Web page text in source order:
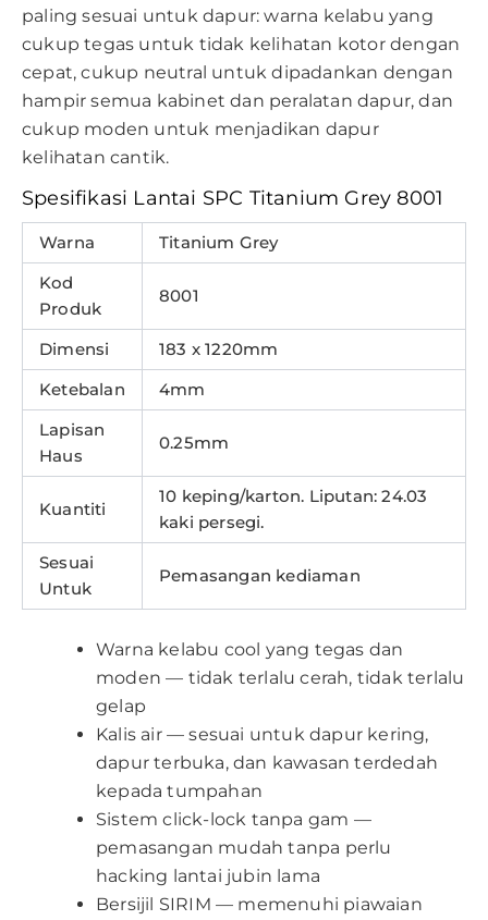
paling sesuai untuk dapur: warna kelabu yang
cukup tegas untuk tidak kelihatan kotor dengan
cepat, cukup neutral untuk dipadankan dengan
hampir semua kabinet dan peralatan dapur, dan
cukup moden untuk menjadikan dapur
kelihatan cantik.
Spesifikasi Lantai SPC Titanium Grey 8001
Warna
Titanium Grey
Kod
Produk
8001
Dimensi
183 x 1220mm
Ketebalan
4mm
Lapisan
Haus
0.25mm
Kuantiti
10 keping/karton. Liputan: 24.03
kaki persegi.
Sesuai
Untuk
Pemasangan kediaman
Warna kelabu cool yang tegas dan
moden — tidak terlalu cerah, tidak terlalu
gelap
Kalis air — sesuai untuk dapur kering,
dapur terbuka, dan kawasan terdedah
kepada tumpahan
Sistem click-lock tanpa gam —
pemasangan mudah tanpa perlu
hacking lantai jubin lama
Bersijil SIRIM — memenuhi piawaian